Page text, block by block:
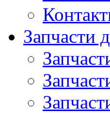
Запчасти